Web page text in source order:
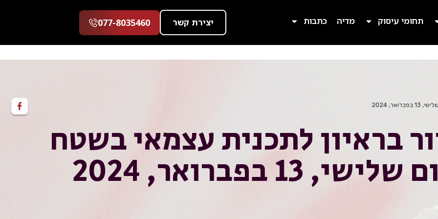
תחומי עיסוק מדיה כתבות יצירת קשר 077-8035460
2024
בראיון לתכנית עצמאי בשטח
בפברואר, 2024